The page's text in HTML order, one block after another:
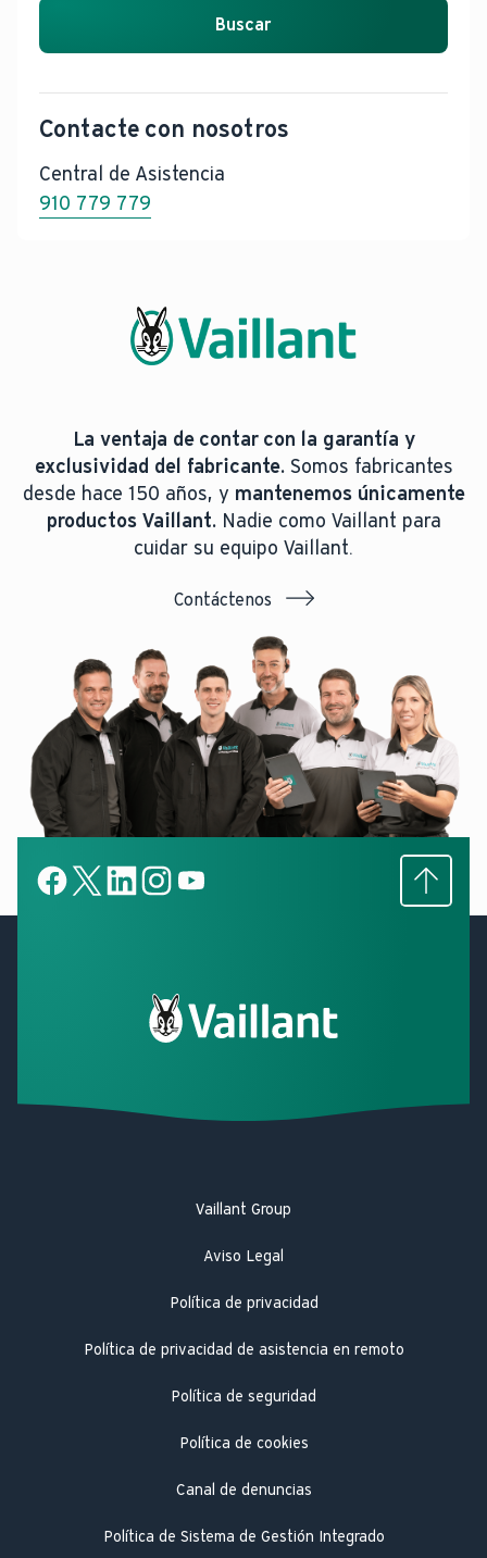
Buscar
Contacte con nosotros
Central de Asistencia
910 779 779
La ventaja de contar con la garantía y
exclusividad del fabricante.Somos fabricantes
desde hace 150 años, y mantenemos únicamente
productos Vaillant.Nadie como Vaillant para
cuidar su equipo Vaillant.
Contáctenos
Subir
Vaillant Group
Aviso Legal
Política de privacidad
Política de privacidad de asistencia en remoto
Política de seguridad
Política de cookies
Canal de denuncias
Política de Sistema de Gestión Integrado